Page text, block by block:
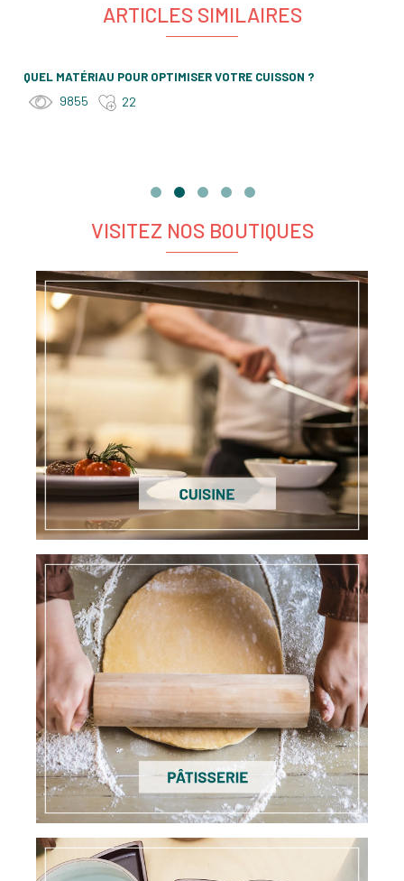
ARTICLES SIMILAIRES
QUEL MATÉRIAU POUR OPTIMISER VOTRE CUISSON ?
9855 22
VISITEZ NOS BOUTIQUES